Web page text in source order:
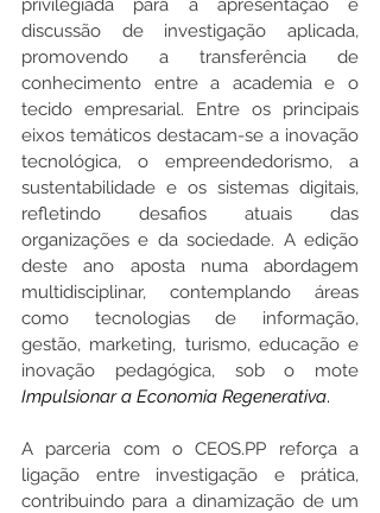
privilegiada para a apresentação e
discussão de investigação aplicada,
promovendo a transferência de
conhecimento entre a academia e o
tecido empresarial. Entre os principais
eixos temáticos destacam-se a inovação
tecnológica, o empreendedorismo, a
sustentabilidade e os sistemas digitais,
refletindo desafios atuais das
organizações e da sociedade. A edição
deste ano aposta numa abordagem
multidisciplinar, contemplando áreas
como tecnologias de informação,
gestão, marketing, turismo, educação e
Impulsionar a Economia Regenerativa.
A parceria com o CEOS.PP reforça a
ligação entre investigação e prática,
contribuindo para a dinamização de um